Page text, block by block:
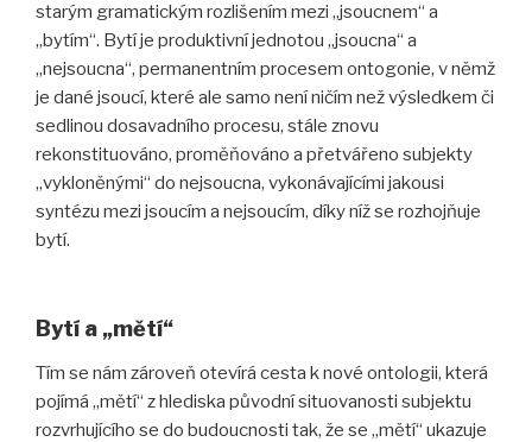
starým gramatickým rozlišením mezi „jsoucnem“ a
„bytím“. Bytí je produktivní jednotou „jsoucna“ a
„nejsoucna“, permanentním procesem ontogonie, v němž
je dané jsoucí, které ale samo není ničím než výsledkem či
sedlinou dosavadního procesu, stále znovu
rekonstituováno, proměňováno a přetvářeno subjekty
„vykloněnými“ do nejsoucna, vykonávajícími jakousi
syntézu mezi jsoucím a nejsoucím, díky níž se rozhojňuje
bytí.
Bytí a „mětí“
Tím se nám zároveň otevírá cesta k nové ontologii, která
pojímá „mětí“ z hlediska původní situovanosti subjektu
rozvrhujícího se do budoucnosti tak, že se „mětí“ ukazuje